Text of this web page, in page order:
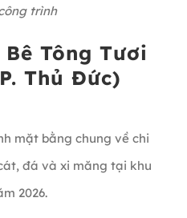
trình
Tông Tươi
Thủ Đức)
mặt bằng chung về chi
đá và xi măng tại khu
2026.